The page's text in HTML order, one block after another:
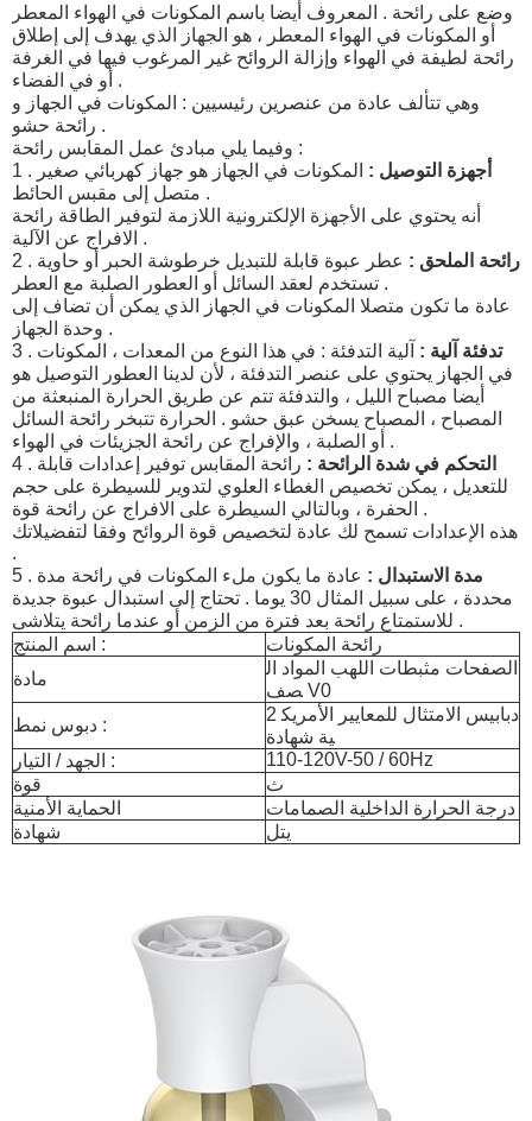
وضع على رائحة . المعروف أيضا باسم المكونات في الهواء المعطر
أو المكونات في الهواء المعطر ، هو الجهاز الذي يهدف إلى إطلاق
رائحة لطيفة في الهواء وإزالة الروائح غير المرغوب فيها في الغرفة
أو في الفضاء .
وهي تتألف عادة من عنصرين رئيسيين : المكونات في الجهاز و
رائحة حشو .
وفيما يلي مبادئ عمل المقابس رائحة :
1 .
أجهزة التوصيل : المكونات في الجهاز هو جهاز كهربائي صغير
متصل إلى مقبس الحائط .
أنه يحتوي على الأجهزة الإلكترونية اللازمة لتوفير الطاقة رائحة
الافراج عن الآلية .
2 .
رائحة الملحق : عطر عبوة قابلة للتبديل خرطوشة الحبر أو حاوية
تستخدم لعقد السائل أو العطور الصلبة مع العطر .
عادة ما تكون متصلا المكونات في الجهاز الذي يمكن أن تضاف إلى
وحدة الجهاز .
3 .
تدفئة آلية : آلية التدفئة : في هذا النوع من المعدات ، المكونات
في الجهاز يحتوي على عنصر التدفئة ، لأن لدينا العطور التوصيل هو
أيضا مصباح الليل ، والتدفئة تتم عن طريق الحرارة المنبعثة من
المصباح ، المصباح يسخن عبق حشو . الحرارة تتبخر رائحة السائل
أو الصلبة ، والإفراج عن رائحة الجزيئات في الهواء .
4 .
التحكم في شدة الرائحة : رائحة المقابس توفير إعدادات قابلة
للتعديل ، يمكن تخصيص الغطاء العلوي لتدوير للسيطرة على حجم
الحفرة ، وبالتالي السيطرة على الافراج عن رائحة قوة .
هذه الإعدادات تسمح لك عادة لتخصيص قوة الروائح وفقا لتفضيلاتك
.
5 .
مدة الاستبدال : عادة ما يكون ملء المكونات في رائحة مدة
محددة ، على سبيل المثال 30 يوما . تحتاج إلى استبدال عبوة جديدة
للاستمتاع رائحة بعد فترة من الزمن أو عندما رائحة يتلاشى .
اسم المنتج :
رائحة المكونات
مادة
الصفحات مثبطات اللهب المواد ال
صف V0
دبوس نمط :
2 دبابيس الامتثال للمعايير الأمريك
ية شهادة
الجهد / التيار :
110-120V-50 / 60Hz
قوة
ث
الحماية الأمنية
درجة الحرارة الداخلية الصمامات
شهادة
يتل